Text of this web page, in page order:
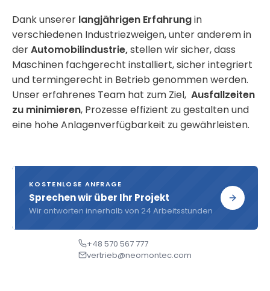
Dank unserer langjährigen Erfahrungin
verschiedenen Industriezweigen, unter anderem in
derAutomobilindustrie,stellen wir sicher, dass
Maschinen fachgerecht installiert, sicher integriert
und termingerecht in Betrieb genommen werden.
Unser erfahrenes Team hat zum Ziel, Ausfallzeiten
zu minimieren, Prozesse effizient zu gestalten und
eine hohe Anlagenverfügbarkeit zu gewährleisten.
KOSTENLOSE ANFRAGE
Sprechen wir über Ihr Projekt
Wir antworten innerhalb von 24 Arbeitsstunden
+48 570 567 777
vertrieb@neomontec.com